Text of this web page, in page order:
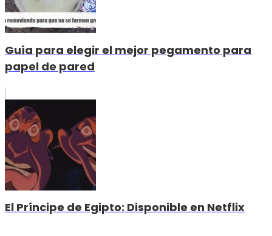
Guía para elegir el mejor pegamento para
papel de pared
El Príncipe de Egipto: Disponible en Netflix